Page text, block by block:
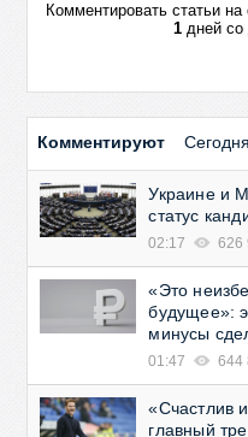
Комментировать статьи
1дней со
Комментируют Сегодня
Украине и
статус
02:17 626
«Это
будущее»:
минусы
01:47 644
«Счастлив
главный